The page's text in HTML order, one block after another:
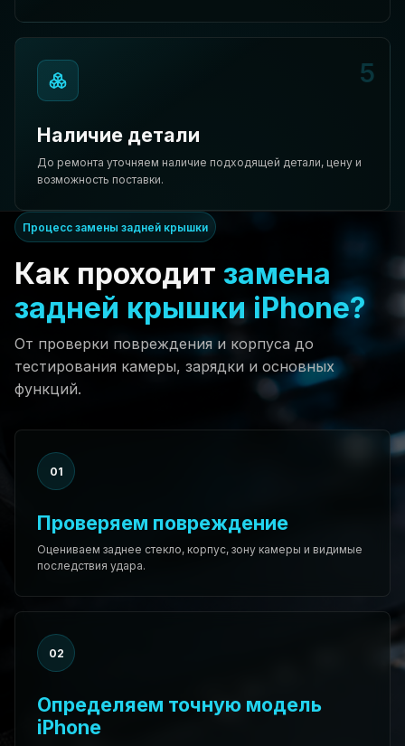
5
Наличие детали
До ремонта уточняем наличие подходящей детали, цену и
возможность поставки.
Процесс замены задней крышки
Как проходит замена
задней крышки iPhone?
От проверки повреждения и корпуса до
тестирования камеры, зарядки и основных
функций.
01
Проверяем повреждение
Оцениваем заднее стекло, корпус, зону камеры и видимые
последствия удара.
02
Определяем точную модель
iPhone